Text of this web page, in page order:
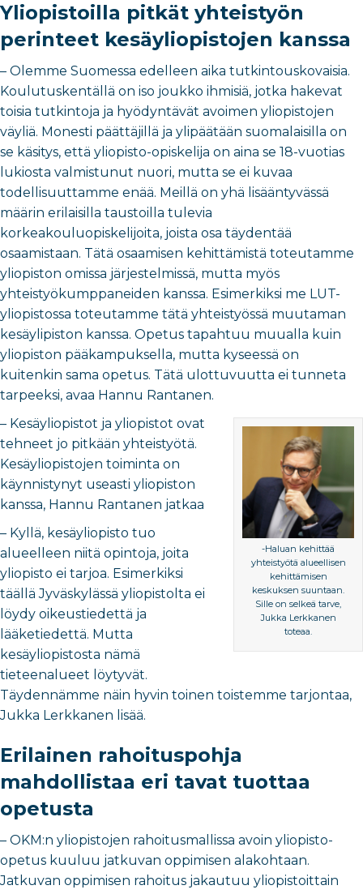
Yliopistoilla pitkät yhteistyön
perinteet kesäyliopistojen kanssa
– Olemme Suomessa edelleen aika tutkintouskovaisia.
Koulutuskentällä on iso joukko ihmisiä, jotka hakevat
toisia tutkintoja ja hyödyntävät avoimen yliopistojen
väyliä. Monesti päättäjillä ja ylipäätään suomalaisilla on
se käsitys, että yliopisto-opiskelija on aina se 18-vuotias
lukiosta valmistunut nuori, mutta se ei kuvaa
todellisuuttamme enää. Meillä on yhä lisääntyvässä
määrin erilaisilla taustoilla tulevia
korkeakouluopiskelijoita, joista osa täydentää
osaamistaan. Tätä osaamisen kehittämistä toteutamme
yliopiston omissa järjestelmissä, mutta myös
yhteistyökumppaneiden kanssa. Esimerkiksi me LUT-
yliopistossa toteutamme tätä yhteistyössä muutaman
kesäylipiston kanssa. Opetus tapahtuu muualla kuin
yliopiston pääkampuksella, mutta kyseessä on
kuitenkin sama opetus. Tätä ulottuvuutta ei tunneta
tarpeeksi, avaa Hannu Rantanen.
-Haluan kehittää
yhteistyötä alueellisen
kehittämisen
keskuksen suuntaan.
Sille on selkeä tarve,
Jukka Lerkkanen
toteaa.
– Kesäyliopistot ja yliopistot ovat
tehneet jo pitkään yhteistyötä.
Kesäyliopistojen toiminta on
käynnistynyt useasti yliopiston
kanssa, Hannu Rantanen jatkaa
– Kyllä, kesäyliopisto tuo
alueelleen niitä opintoja, joita
yliopisto ei tarjoa. Esimerkiksi
täällä Jyväskylässä yliopistolta ei
löydy oikeustiedettä ja
lääketiedettä. Mutta
kesäyliopistosta nämä
tieteenalueet löytyvät.
Täydennämme näin hyvin toinen toistemme tarjontaa,
Jukka Lerkkanen lisää.
Erilainen rahoituspohja
mahdollistaa eri tavat tuottaa
opetusta
– OKM:n yliopistojen rahoitusmallissa avoin yliopisto-
opetus kuuluu jatkuvan oppimisen alakohtaan.
Jatkuvan oppimisen rahoitus jakautuu yliopistoittain